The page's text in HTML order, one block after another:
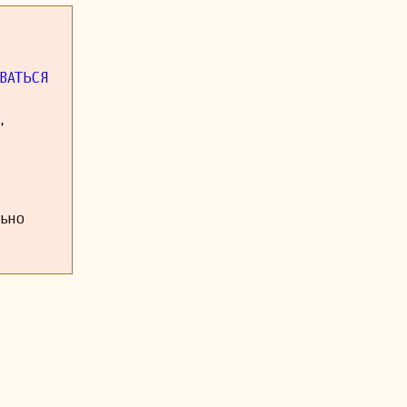
не
(например,
является